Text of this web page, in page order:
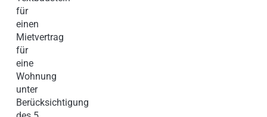
für
einen
Mietvertrag
für
eine
Wohnung
unter
Berücksichtigung